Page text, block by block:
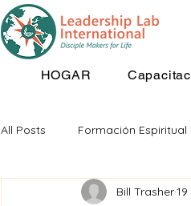
HOGAR
All Posts Formación Espiritual
Bill Trasher